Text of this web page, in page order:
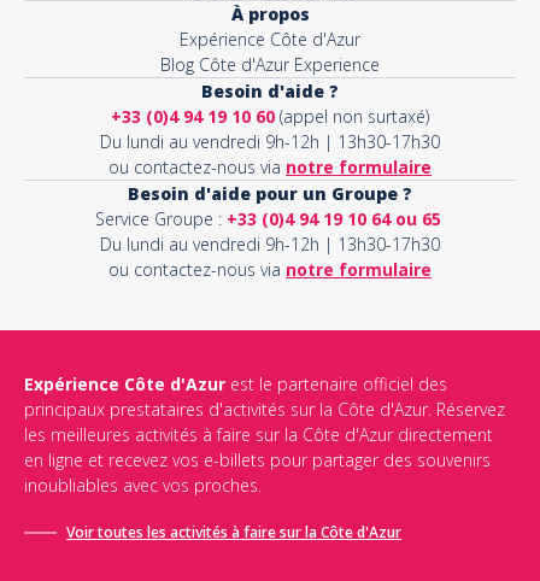
À propos
Expérience Côte d'Azur
Blog Côte d'Azur Experience
Besoin d'aide ?
+33 (0)4 94 19 10 60 (appel non surtaxé)
Du lundi au vendredi 9h-12h | 13h30-17h30
ou contactez-nous via notre formulaire
Besoin d'aide pour un Groupe ?
Service Groupe : +33 (0)4 94 19 10 64 ou 65
Du lundi au vendredi 9h-12h | 13h30-17h30
ou contactez-nous via notre formulaire
Expérience Côte d'Azur est le partenaire officiel des
principaux prestataires d'activités sur la Côte d'Azur. Réservez
les meilleures activités à faire sur la Côte d'Azur directement
en ligne et recevez vos e-billets pour partager des souvenirs
inoubliables avec vos proches.
Voir toutes les activités à faire sur la Côte d'Azur